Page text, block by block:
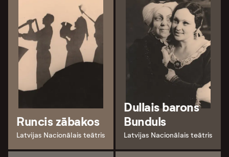
Runcis zābakos
Latvijas Nacionālais teātris
Dullais barons
Bunduls
Latvijas Nacionālais teātris